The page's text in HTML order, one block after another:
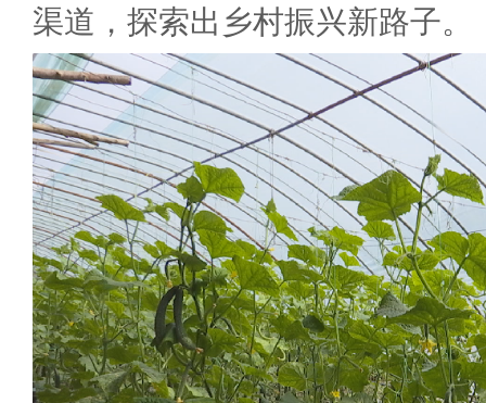
渠道，探索出乡村振兴新路子。